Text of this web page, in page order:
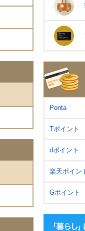
Ponta
Tポイント
dポイント
楽天ポイン
Gポイント